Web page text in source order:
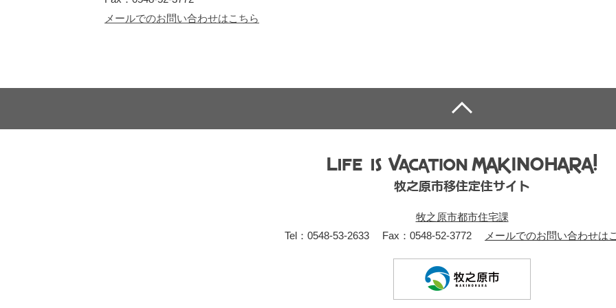
メールでのお問い合わせはこちら
牧之原市都市住宅課
Tel：0548-53-2633
Fax：0548-52-3772 メールでのお問い合わせは